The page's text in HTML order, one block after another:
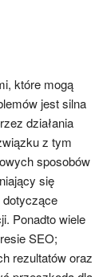
które mogą
jest silna
działania
z tym
sposobów
się
Ponadto wiele
SEO;
rezultatów oraz